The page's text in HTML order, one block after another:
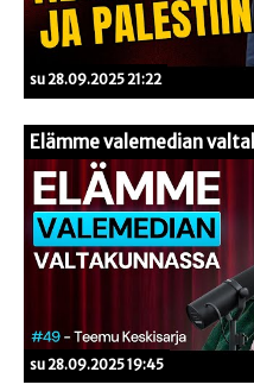
su 28.09.2025 21:22
Elämme valemedian
su 28.09.2025 19:45